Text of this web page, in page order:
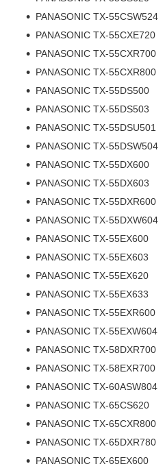
PANASONIC TX-55CSW524
PANASONIC TX-55CXE720
PANASONIC TX-55CXR700
PANASONIC TX-55CXR800
PANASONIC TX-55DS500
PANASONIC TX-55DS503
PANASONIC TX-55DSU501
PANASONIC TX-55DSW504
PANASONIC TX-55DX600
PANASONIC TX-55DX603
PANASONIC TX-55DXR600
PANASONIC TX-55DXW604
PANASONIC TX-55EX600
PANASONIC TX-55EX603
PANASONIC TX-55EX620
PANASONIC TX-55EX633
PANASONIC TX-55EXR600
PANASONIC TX-55EXW604
PANASONIC TX-58DXR700
PANASONIC TX-58EXR700
PANASONIC TX-60ASW804
PANASONIC TX-65CS620
PANASONIC TX-65CXR800
PANASONIC TX-65DXR780
PANASONIC TX-65EX600